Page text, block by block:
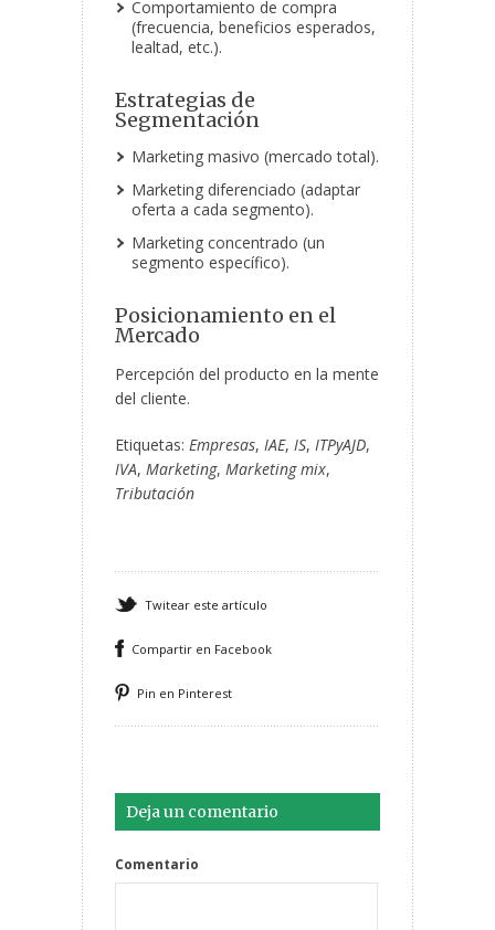
Comportamiento de compra
(frecuencia, beneficios esperados,
lealtad, etc.).
Estrategias de
Segmentación
Marketing masivo (mercado total).
Marketing diferenciado (adaptar
oferta a cada segmento).
Marketing concentrado (un
segmento específico).
Posicionamiento en el
Mercado
Percepción del producto en la mente
del cliente.
Etiquetas: Empresas, IAE, IS, ITPyAJD,
IVA, Marketing, Marketing mix,
Tributación
Twitear este artículo
Compartir en Facebook
Pin en Pinterest
Deja un comentario
Comentario